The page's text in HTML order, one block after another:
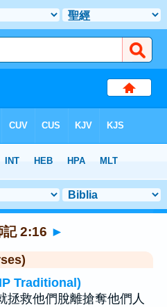
記 2:16 ►
Traditional)
拯救他們脫離搶奪他們人